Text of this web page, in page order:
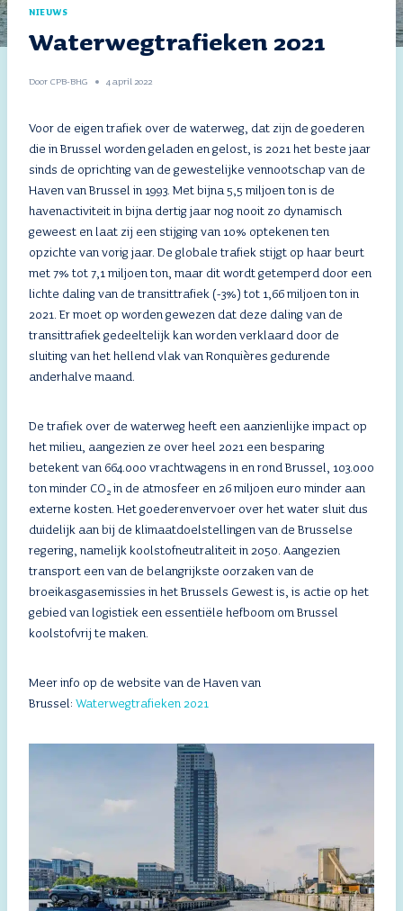
NIEUWS
Waterwegtrafieken 2021
Door CPB-BHG 4 april 2022
Voor de eigen trafiek over de waterweg, dat zijn de goederen
die in Brussel worden geladen en gelost, is 2021 het beste jaar
sinds de oprichting van de gewestelijke vennootschap van de
Haven van Brussel in 1993. Met bijna 5,5 miljoen ton is de
havenactiviteit in bijna dertig jaar nog nooit zo dynamisch
geweest en laat zij een stijging van 10% optekenen ten
opzichte van vorig jaar. De globale trafiek stijgt op haar beurt
met 7% tot 7,1 miljoen ton, maar dit wordt getemperd door een
lichte daling van de transittrafiek (-3%) tot 1,66 miljoen ton in
2021. Er moet op worden gewezen dat deze daling van de
transittrafiek gedeeltelijk kan worden verklaard door de
sluiting van het hellend vlak van Ronquières gedurende
anderhalve maand.
De trafiek over de waterweg heeft een aanzienlijke impact op
het milieu, aangezien ze over heel 2021 een besparing
betekent van 664.000 vrachtwagens in en rond Brussel, 103.000
ton minder CO2 in de atmosfeer en 26 miljoen euro minder aan
externe kosten. Het goederenvervoer over het water sluit dus
duidelijk aan bij de klimaatdoelstellingen van de Brusselse
regering, namelijk koolstofneutraliteit in 2050. Aangezien
transport een van de belangrijkste oorzaken van de
broeikasgasemissies in het Brussels Gewest is, is actie op het
gebied van logistiek een essentiële hefboom om Brussel
koolstofvrij te maken.
Meer info op de website van de Haven van
Brussel: Waterwegtrafieken 2021